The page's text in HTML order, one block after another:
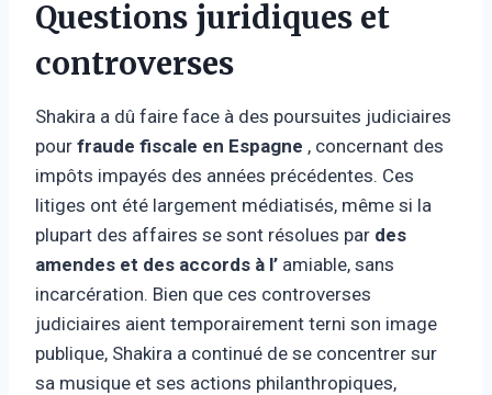
Questions juridiques et
controverses
Shakira a dû faire face à des poursuites judiciaires
pour fraude fiscale en Espagne , concernant des
impôts impayés des années précédentes. Ces
litiges ont été largement médiatisés, même si la
plupart des affaires se sont résolues par des
amendes et des accords à l’ amiable, sans
incarcération. Bien que ces controverses
judiciaires aient temporairement terni son image
publique, Shakira a continué de se concentrer sur
sa musique et ses actions philanthropiques,